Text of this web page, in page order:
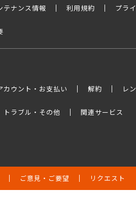
テナンス情報 利用規約 プラ
カウント・お支払い 解約 レ
トラブル・その他 関連サービス
ご意見・ご要望 リクエスト